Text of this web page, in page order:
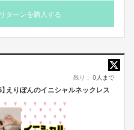
ターンを購入する
残り： 0人まで
えりぼんのイニシャルネックレス